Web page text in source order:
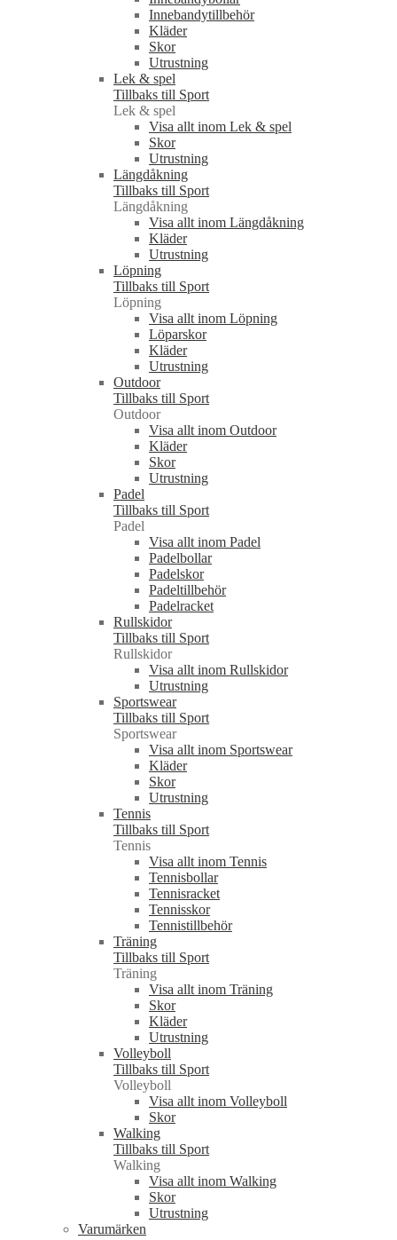
Innebandytillbehör
Kläder
Skor
Utrustning
Lek & spel
Tillbaks till Sport
Lek & spel
Visa allt inom Lek & spel
Skor
Utrustning
Längdåkning
Tillbaks till Sport
Längdåkning
Visa allt inom Längdåkning
Kläder
Utrustning
Löpning
Tillbaks till Sport
Löpning
Visa allt inom Löpning
Löparskor
Kläder
Utrustning
Outdoor
Tillbaks till Sport
Outdoor
Visa allt inom Outdoor
Kläder
Skor
Utrustning
Padel
Tillbaks till Sport
Padel
Visa allt inom Padel
Padelbollar
Padelskor
Padeltillbehör
Padelracket
Rullskidor
Tillbaks till Sport
Rullskidor
Visa allt inom Rullskidor
Utrustning
Sportswear
Tillbaks till Sport
Sportswear
Visa allt inom Sportswear
Kläder
Skor
Utrustning
Tennis
Tillbaks till Sport
Tennis
Visa allt inom Tennis
Tennisbollar
Tennisracket
Tennisskor
Tennistillbehör
Träning
Tillbaks till Sport
Träning
Visa allt inom Träning
Skor
Kläder
Utrustning
Volleyboll
Tillbaks till Sport
Volleyboll
Visa allt inom Volleyboll
Skor
Walking
Tillbaks till Sport
Walking
Visa allt inom Walking
Skor
Utrustning
Varumärken